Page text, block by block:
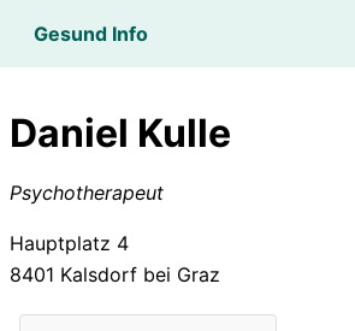
Gesund Info
Daniel Kulle
Psychotherapeut
Hauptplatz 4
8401 Kalsdorf bei Graz